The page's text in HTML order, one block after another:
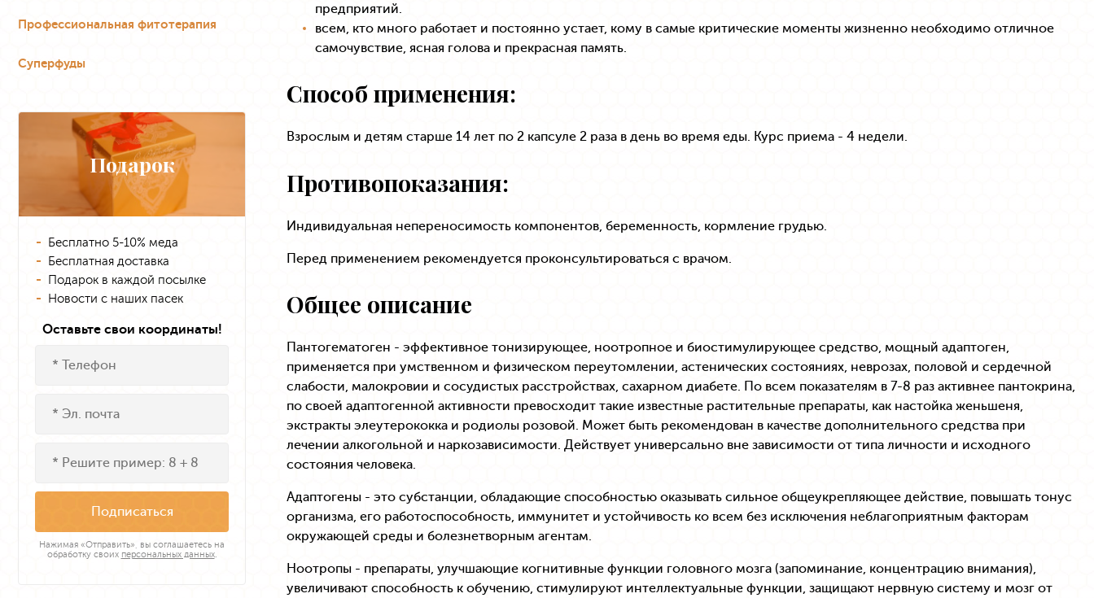
Профессиональная фитотерапия
Суперфуды
Подарок
Бесплатно 5-10% меда
Бесплатная доставка
Подарок в каждой посылке
Новости с наших пасек
Оставьте свои координаты!
Подписаться
Нажимая «Отправить», вы соглашаетесь на
обработку своих персональных данных.
предприятий.
всем, кто много работает и постоянно устает, кому в самые критические моменты жизненно необходимо отличное
самочувствие, ясная голова и прекрасная память.
Способ применения:
Взрослым и детям старше 14 лет по 2 капсуле 2 раза в день во время еды. Курс приема - 4 недели.
Противопоказания:
Индивидуальная непереносимость компонентов, беременность, кормление грудью.
Перед применением рекомендуется проконсультироваться с врачом.
Общее описание
Пантогематоген - эффективное тонизирующее, ноотропное и биостимулирующее средство, мощный адаптоген,
применяется при умственном и физическом переутомлении, астенических состояниях, неврозах, половой и сердечной
слабости, малокровии и сосудистых расстройствах, сахарном диабете. По всем показателям в 7-8 раз активнее пантокрина,
по своей адаптогенной активности превосходит такие известные растительные препараты, как настойка женьшеня,
экстракты элеутерококка и родиолы розовой. Может быть рекомендован в качестве дополнительного средства при
лечении алкогольной и наркозависимости. Действует универсально вне зависимости от типа личности и исходного
состояния человека.
Адаптогены - это субстанции, обладающие способностью оказывать сильное общеукрепляющее действие, повышать тонус
организма, его работоспособность, иммунитет и устойчивость ко всем без исключения неблагоприятным факторам
окружающей среды и болезнетворным агентам.
Ноотропы - препараты, улучшающие когнитивные функции головного мозга (запоминание, концентрацию внимания),
увеличивают способность к обучению, стимулируют интеллектуальные функции, защищают нервную систему и мозг от